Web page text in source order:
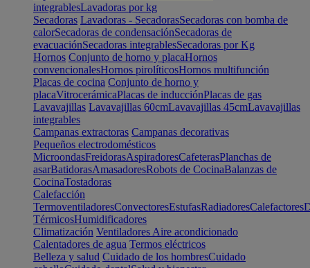
integrablesLavadoras por kg
Secadoras Lavadoras - SecadorasSecadoras con bomba de
calorSecadoras de condensaciónSecadoras de
evacuaciónSecadoras integrablesSecadoras por Kg
Hornos Conjunto de horno y placaHornos
convencionalesHornos pirolíticosHornos multifunción
Placas de cocina Conjunto de horno y
placaVitrocerámicaPlacas de inducciónPlacas de gas
Lavavajillas Lavavajillas 60cmLavavajillas 45cmLavavajillas
integrables
Campanas extractoras Campanas decorativas
Pequeños electrodomésticos
MicroondasFreidorasAspiradoresCafeterasPlanchas de
asarBatidorasAmasadoresRobots de CocinaBalanzas de
CocinaTostadoras
Calefacción
TermoventiladoresConvectoresEstufasRadiadoresCalefactores
TérmicosHumidificadores
Climatización Ventiladores Aire acondicionado
Calentadores de agua Termos eléctricos
Belleza y salud Cuidado de los hombresCuidado